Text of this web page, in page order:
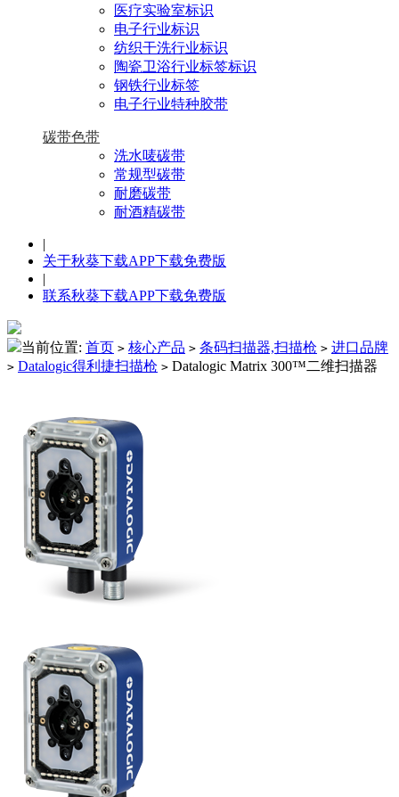
医疗实验室标识
电子行业标识
纺织干洗行业标识
陶瓷卫浴行业标签标识
钢铁行业标签
电子行业特种胶带
碳带色带
洗水唛碳带
常规型碳带
耐磨碳带
耐酒精碳带
|
关于秋葵下载APP下载免费版
|
联系秋葵下载APP下载免费版
当前位置: 首页 > 核心产品 > 条码扫描器,扫描枪 > 进口品牌
> Datalogic得利捷扫描枪 > Datalogic Matrix 300™二维扫描器